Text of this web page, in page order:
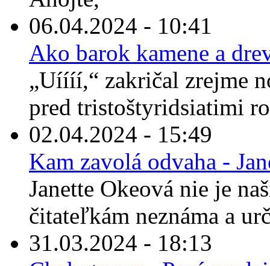
06.04.2024 - 10:41
Ako barok kamene a
„Uíííí,“ zakričal zrejme
pred tristoštyridsiatimi
02.04.2024 - 15:49
Kam zavolá odvaha -
Janette Okeová nie je
čitateľkám neznáma a
31.03.2024 - 18:13